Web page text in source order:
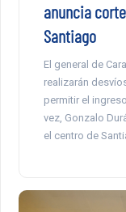
anuncia
Santiago
El general de
realizarán
permitir el
vez, Gonzalo
el centro de